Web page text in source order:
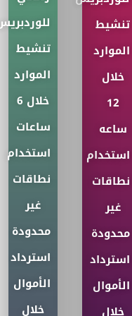
تنشيط
الموارد
خلال
12
ساعه
استخدام
نطاقات
غير
محدودة
استرداد
الأموال
خلال
تنشيط
الموارد
خلال 6
ساعات
استخدام
نطاقات
غير
محدودة
استرداد
الأموال
خلال